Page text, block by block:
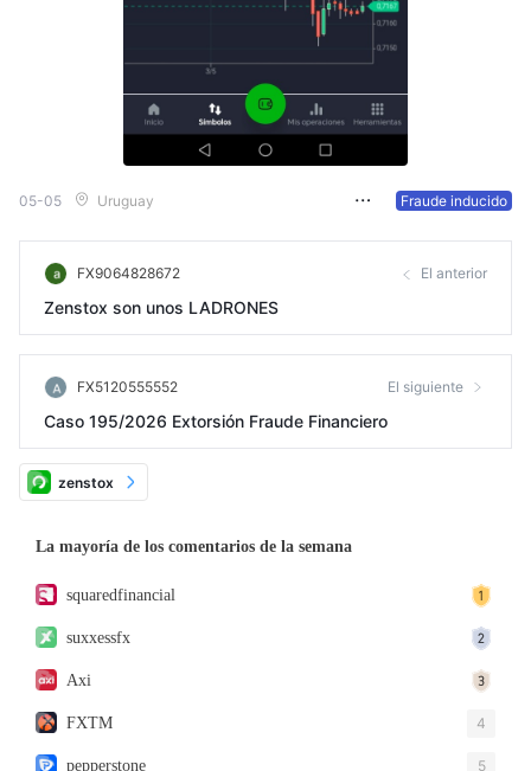
05-05 Uruguay Fraude inducido
FX9064828672 El anterior
Zenstox son unos LADRONES
FX5120555552 El siguiente
Caso 195/2026 Extorsión Fraude Financiero
zenstox
La mayoría de los comentarios de la semana
squaredfinancial
suxxessfx
Axi
FXTM 4
pepperstone 5